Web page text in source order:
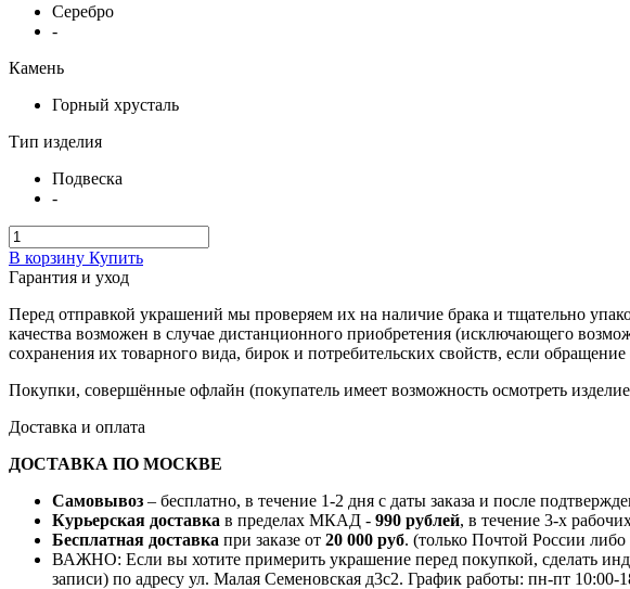
Серебро
-
Камень
Горный хрусталь
Тип изделия
Подвеска
-
В корзину Купить
Гарантия и уход
Перед отправкой украшений мы проверяем их на наличие брака и тщательно
качества возможен в случае дистанционного приобретения (исключающего
сохранения их товарного вида, бирок и потребительских свойств, если
Покупки, совершённые офлайн (покупатель имеет возможность осмотреть
Доставка и оплата
ДОСТАВКА ПО МОСКВЕ
Самовывоз – бесплатно, в течение 1-2 дня с даты заказа и после
Курьерская доставка в пределах МКАД - 990 рублей, в течение 3-х
Бесплатная доставка при заказе от 20 000 руб. (только Почтой России
ВАЖНО: Если вы хотите примерить украшение перед покупкой, сделать
записи) по адресу ул. Малая Семеновская д3с2. График работы: пн-пт 10:00-